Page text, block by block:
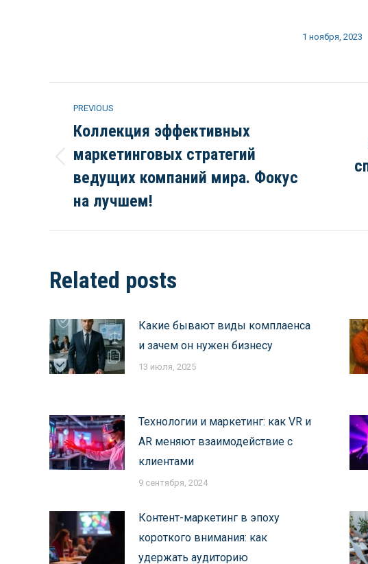
1 ноября, 2023
Post
navigation
PREVIOUS
Previous
post:
Коллекция эффективных
маркетинговых стратегий
ведущих компаний мира. Фокус
на лучшем!
Related posts
Какие бывают виды комплаенса
и зачем он нужен бизнесу
13 июля, 2025
Технологии и маркетинг: как VR и
AR меняют взаимодействие с
клиентами
9 сентября, 2024
Контент-маркетинг в эпоху
короткого внимания: как
удержать аудиторию